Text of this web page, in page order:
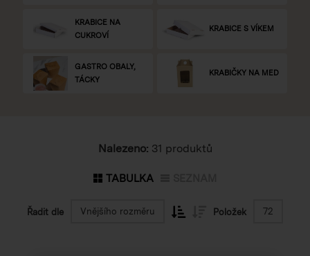
KRABICE NA
CUKROVÍ
KRABICE S VÍKEM
GASTRO OBALY,
TÁCKY
KRABIČKY NA MED
Nalezeno: 31 produktů
TABULKA
Řadit dle Vnějšího rozměru Položek 72